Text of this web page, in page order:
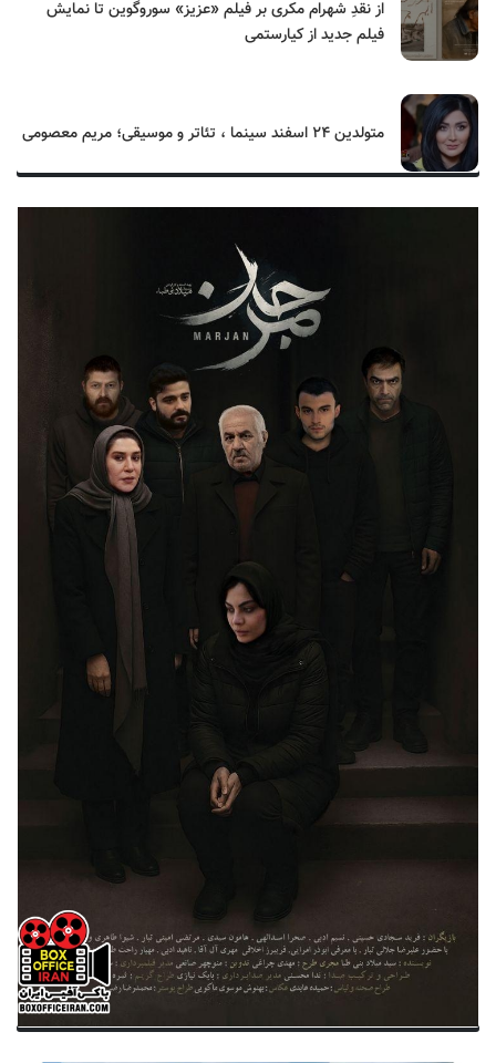
از نقدِ شهرام مکری بر فیلم «عزیز» سوروگوین تا نمایش
فیلم جدید از کیارستمی
متولدین ۲۴ اسفند سینما ، تئاتر و موسیقی؛ مریم معصومی